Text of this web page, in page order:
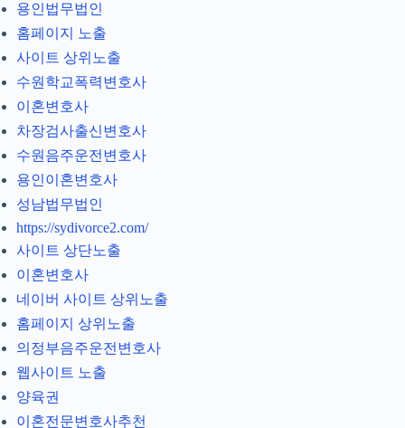
용인법무법인
홈페이지 노출
사이트 상위노출
수원학교폭력변호사
이혼변호사
차장검사출신변호사
수원음주운전변호사
용인이혼변호사
성남법무법인
https://sydivorce2.com/
사이트 상단노출
이혼변호사
네이버 사이트 상위노출
홈페이지 상위노출
의정부음주운전변호사
웹사이트 노출
양육권
이혼전문변호사추천